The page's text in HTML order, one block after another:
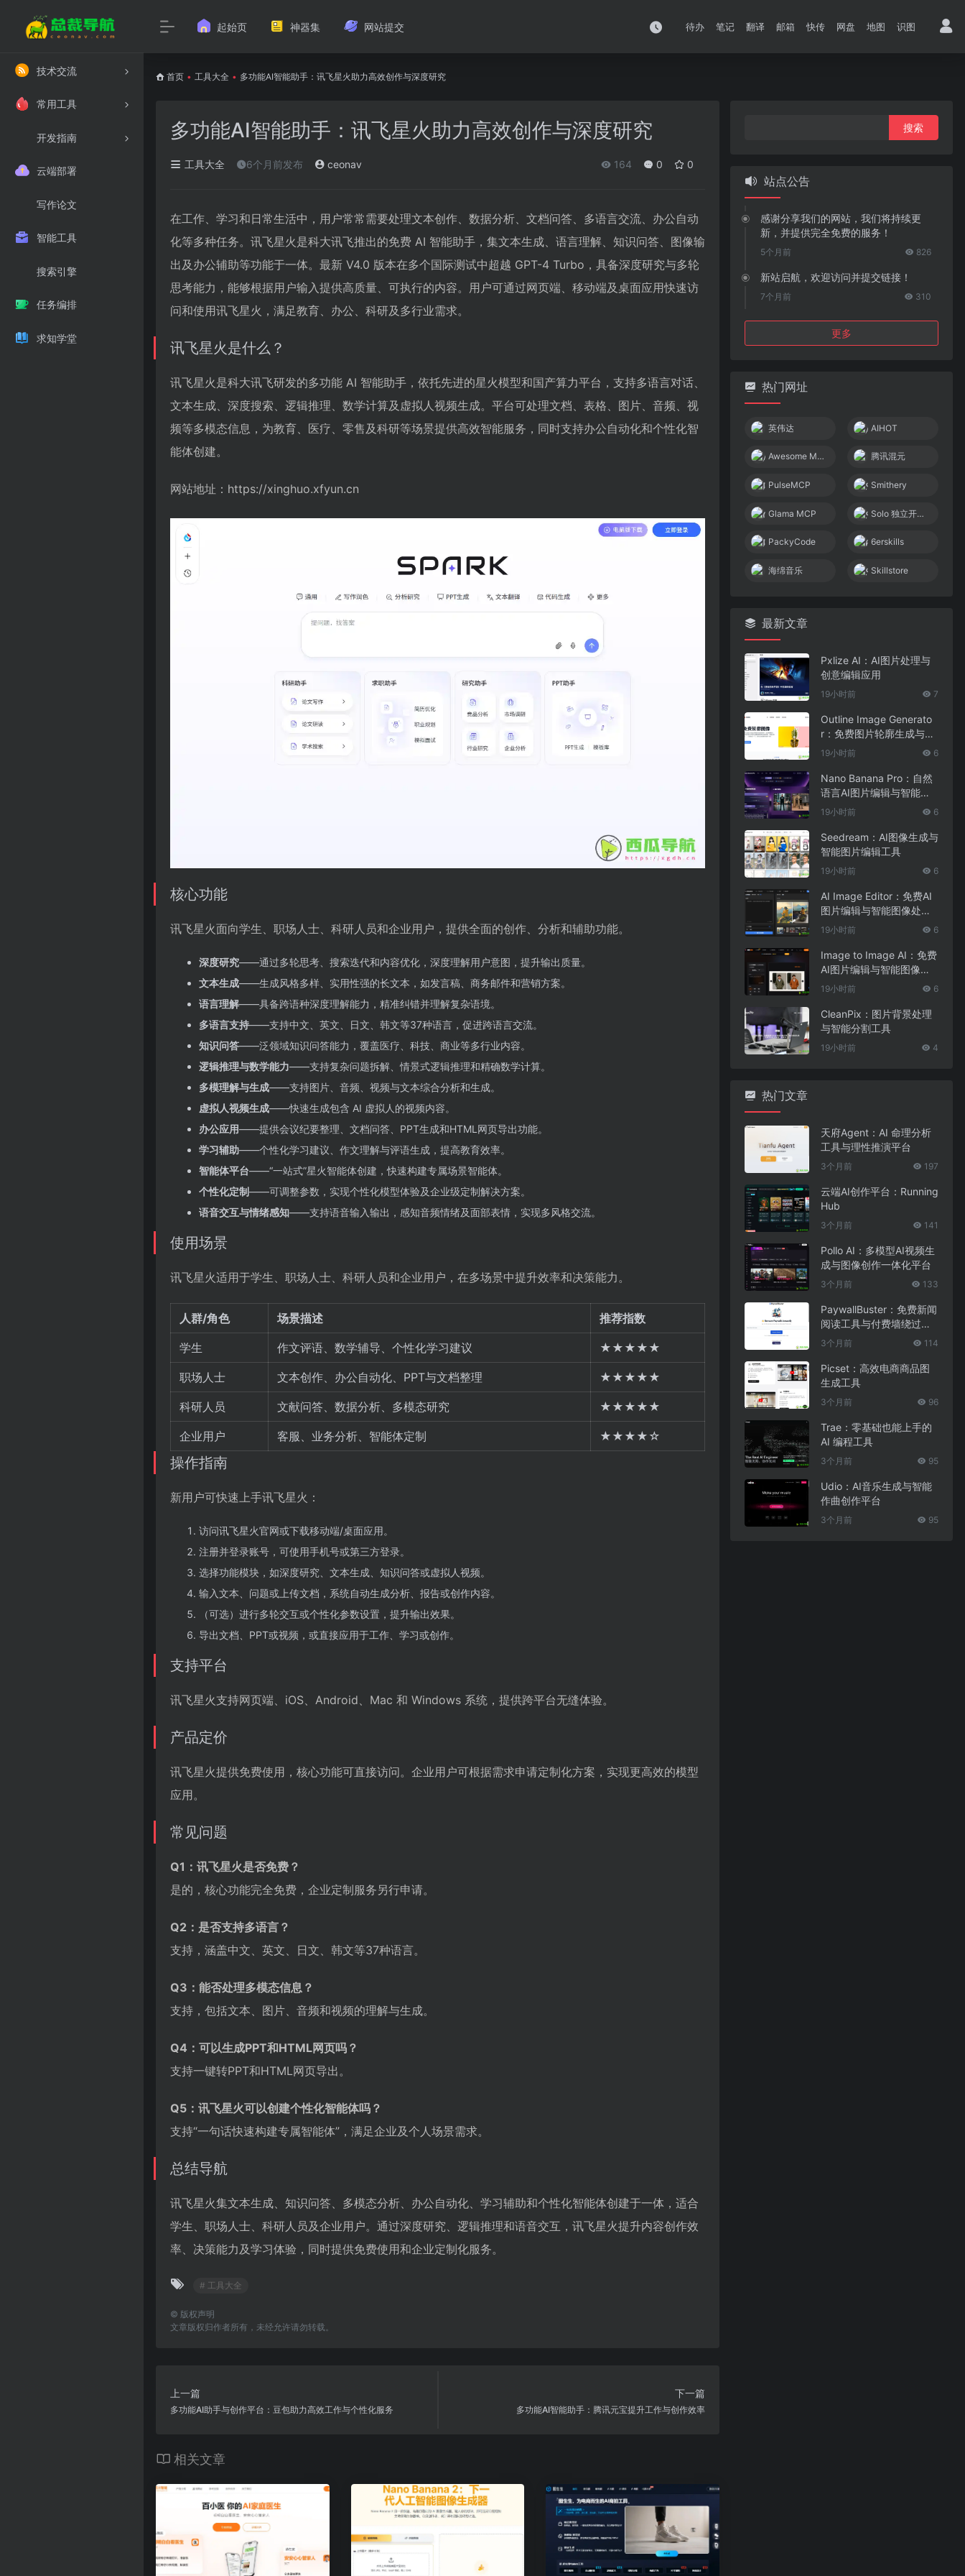
技术交流
常用工具
开发指南
云端部署
写作论文
智能工具
搜索引擎
任务编排
求知学堂
起始页 神器集 网站提交 待办 笔记 翻译 邮箱 快传 网盘 地图 识图
首页 • 工具大全 • 多功能AI智能助手：讯飞星火助力高效创作与深度研究
多功能AI智能助手：讯飞星火助力高效创作与深度研究
工具大全 6个月前发布 ceonav 164 0 0
在工作、学习和日常生活中，用户常常需要处理文本创作、数据分析、文档问答、多语言交流、办公自动
化等多种任务。讯飞星火是科大讯飞推出的免费 AI 智能助手，集文本生成、语言理解、知识问答、图像输
出及办公辅助等功能于一体。最新 V4.0 版本在多个国际测试中超越 GPT-4 Turbo，具备深度研究与多轮
思考能力，能够根据用户输入提供高质量、可执行的内容。用户可通过网页端、移动端及桌面应用快速访
问和使用讯飞星火，满足教育、办公、科研及多行业需求。
讯飞星火是什么？
讯飞星火是科大讯飞研发的多功能 AI 智能助手，依托先进的星火模型和国产算力平台，支持多语言对话、
文本生成、深度搜索、逻辑推理、数学计算及虚拟人视频生成。平台可处理文档、表格、图片、音频、视
频等多模态信息，为教育、医疗、零售及科研等场景提供高效智能服务，同时支持办公自动化和个性化智
能体创建。
网站地址：https://xinghuo.xfyun.cn
核心功能
讯飞星火面向学生、职场人士、科研人员和企业用户，提供全面的创作、分析和辅助功能。
深度研究——通过多轮思考、搜索迭代和内容优化，深度理解用户意图，提升输出质量。
文本生成——生成风格多样、实用性强的长文本，如发言稿、商务邮件和营销方案。
语言理解——具备跨语种深度理解能力，精准纠错并理解复杂语境。
多语言支持——支持中文、英文、日文、韩文等37种语言，促进跨语言交流。
知识问答——泛领域知识问答能力，覆盖医疗、科技、商业等多行业内容。
逻辑推理与数学能力——支持复杂问题拆解、情景式逻辑推理和精确数学计算。
多模理解与生成——支持图片、音频、视频与文本综合分析和生成。
虚拟人视频生成——快速生成包含 AI 虚拟人的视频内容。
办公应用——提供会议纪要整理、文档问答、PPT生成和HTML网页导出功能。
学习辅助——个性化学习建议、作文理解与评语生成，提高教育效率。
智能体平台——“一站式”星火智能体创建，快速构建专属场景智能体。
个性化定制——可调整参数，实现个性化模型体验及企业级定制解决方案。
语音交互与情绪感知——支持语音输入输出，感知音频情绪及面部表情，实现多风格交流。
使用场景
讯飞星火适用于学生、职场人士、科研人员和企业用户，在多场景中提升效率和决策能力。
人群/角色 场景描述 推荐指数
学生 作文评语、数学辅导、个性化学习建议 ★★★★★
职场人士 文本创作、办公自动化、PPT与文档整理 ★★★★★
科研人员 文献问答、数据分析、多模态研究 ★★★★★
企业用户 客服、业务分析、智能体定制 ★★★★☆
操作指南
新用户可快速上手讯飞星火：
访问讯飞星火官网或下载移动端/桌面应用。
注册并登录账号，可使用手机号或第三方登录。
选择功能模块，如深度研究、文本生成、知识问答或虚拟人视频。
输入文本、问题或上传文档，系统自动生成分析、报告或创作内容。
（可选）进行多轮交互或个性化参数设置，提升输出效果。
导出文档、PPT或视频，或直接应用于工作、学习或创作。
支持平台
讯飞星火支持网页端、iOS、Android、Mac 和 Windows 系统，提供跨平台无缝体验。
产品定价
讯飞星火提供免费使用，核心功能可直接访问。企业用户可根据需求申请定制化方案，实现更高效的模型
应用。
常见问题
Q1：讯飞星火是否免费？
是的，核心功能完全免费，企业定制服务另行申请。
Q2：是否支持多语言？
支持，涵盖中文、英文、日文、韩文等37种语言。
Q3：能否处理多模态信息？
支持，包括文本、图片、音频和视频的理解与生成。
Q4：可以生成PPT和HTML网页吗？
支持一键转PPT和HTML网页导出。
Q5：讯飞星火可以创建个性化智能体吗？
支持“一句话快速构建专属智能体”，满足企业及个人场景需求。
总结导航
讯飞星火集文本生成、知识问答、多模态分析、办公自动化、学习辅助和个性化智能体创建于一体，适合
学生、职场人士、科研人员及企业用户。通过深度研究、逻辑推理和语音交互，讯飞星火提升内容创作效
率、决策能力及学习体验，同时提供免费使用和企业定制化服务。
# 工具大全
© 版权声明
文章版权归作者所有，未经允许请勿转载。
上一篇
多功能AI助手与创作平台：豆包助力高效工作与个性化服务
下一篇
多功能AI智能助手：腾讯元宝提升工作与创作效率
相关文章
站点公告
感谢分享我们的网站，我们将持续更
新，并提供完全免费的服务！
5个月前 826
新站启航，欢迎访问并提交链接！
7个月前 310
更多
热门网址
英伟达 AIHOT
Awesome MCP Servers 腾讯混元
PulseMCP Smithery
Glama MCP Solo 独立开发者社区
PackyCode 6erskills
海绵音乐 Skillstore
最新文章
Pxlize AI：AI图片处理与
创意编辑应用
19小时前 7
Outline Image Generato
r：免费图片轮廓生成与在
线图像编辑工具
19小时前 6
Nano Banana Pro：自然
语言AI图片编辑与智能图
像处理工具
19小时前 6
Seedream：AI图像生成与
智能图片编辑工具
19小时前 6
AI Image Editor：免费AI
图片编辑与智能图像处理
工具
19小时前 6
Image to Image AI：免费
AI图片编辑与智能图像处
理工具
19小时前 6
CleanPix：图片背景处理
与智能分割工具
19小时前 4
热门文章
天府Agent：AI 命理分析
工具与理性推演平台
3个月前 197
云端AI创作平台：Running
Hub
3个月前 141
Pollo AI：多模型AI视频生
成与图像创作一体化平台
3个月前 133
PaywallBuster：免费新闻
阅读工具与付费墙绕过助
手
3个月前 114
Picset：高效电商商品图
生成工具
3个月前 96
Trae：零基础也能上手的
AI 编程工具
3个月前 95
Udio：AI音乐生成与智能
作曲创作平台
3个月前 95